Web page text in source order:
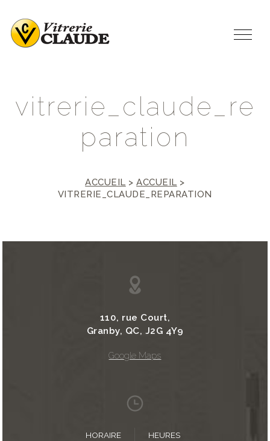
vitrerie claude re
paration
ACCUEIL >ACCUEIL >
VITRERIE_CLAUDE_REPARATION
110, rue Court,
Granby, QC, J2G 4Y9
Google Maps
HORAIRE
HEURES